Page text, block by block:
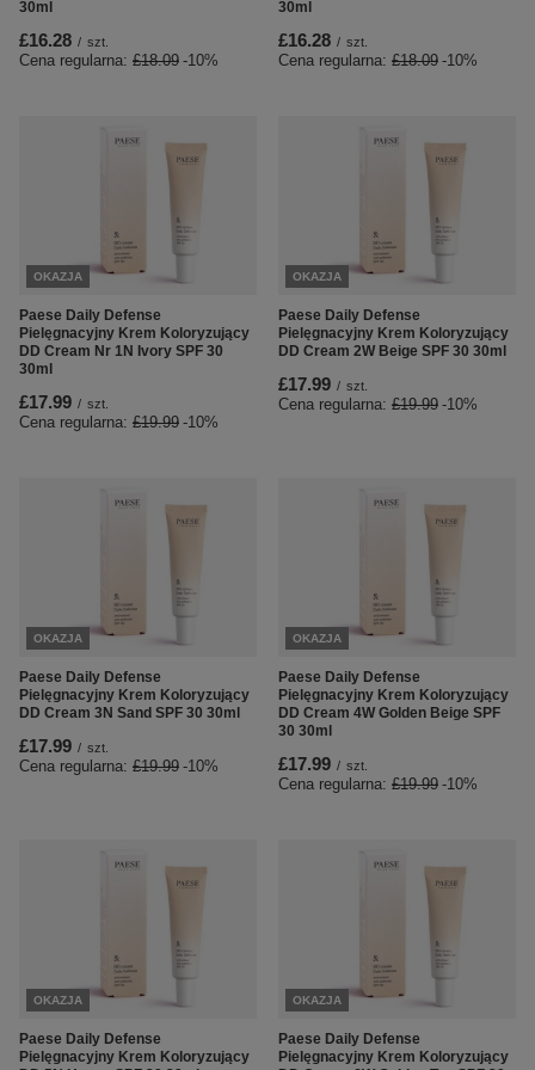
30ml
£16.28 / szt.
Cena regularna: £18.09 -10%
30ml
£16.28 / szt.
Cena regularna: £18.09 -10%
OKAZJA
Paese Daily Defense
Pielęgnacyjny Krem Koloryzujący
DD Cream Nr 1N Ivory SPF 30
30ml
£17.99 / szt.
Cena regularna: £19.99 -10%
OKAZJA
Paese Daily Defense
Pielęgnacyjny Krem Koloryzujący
DD Cream 2W Beige SPF 30 30ml
£17.99 / szt.
Cena regularna: £19.99 -10%
OKAZJA
Paese Daily Defense
Pielęgnacyjny Krem Koloryzujący
DD Cream 3N Sand SPF 30 30ml
£17.99 / szt.
Cena regularna: £19.99 -10%
OKAZJA
Paese Daily Defense
Pielęgnacyjny Krem Koloryzujący
DD Cream 4W Golden Beige SPF
30 30ml
£17.99 / szt.
Cena regularna: £19.99 -10%
OKAZJA
Paese Daily Defense
Pielęgnacyjny Krem Koloryzujący
OKAZJA
Paese Daily Defense
Pielęgnacyjny Krem Koloryzujący